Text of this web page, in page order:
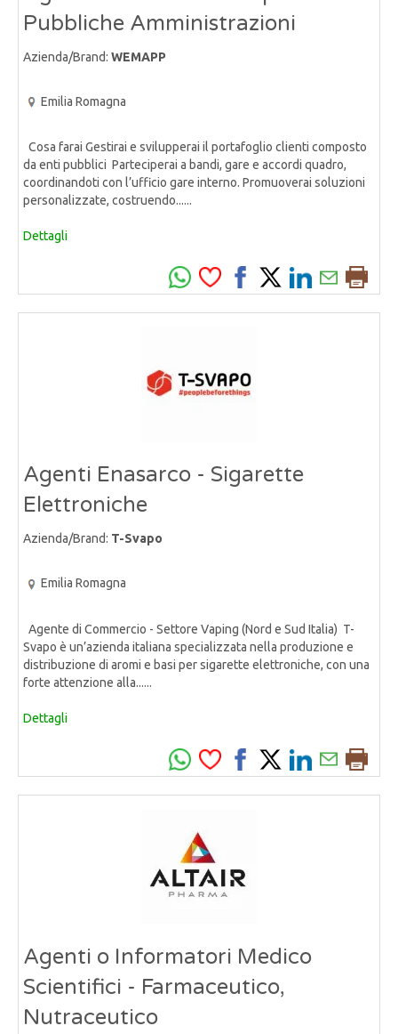
Pubbliche Amministrazioni
Azienda/Brand: WEMAPP
Emilia Romagna
Cosa farai Gestirai e svilupperai il portafoglio clienti composto
da enti pubblici Parteciperai a bandi, gare e accordi quadro,
coordinandoti con l’ufficio gare interno. Promuoverai soluzioni
personalizzate, costruendo......
Dettagli
Agenti Enasarco - Sigarette
Elettroniche
Azienda/Brand: T-Svapo
Emilia Romagna
Agente di Commercio - Settore Vaping (Nord e Sud Italia) T-
Svapo è un’azienda italiana specializzata nella produzione e
distribuzione di aromi e basi per sigarette elettroniche, con una
forte attenzione alla......
Dettagli
Agenti o Informatori Medico
Scientifici - Farmaceutico,
Nutraceutico